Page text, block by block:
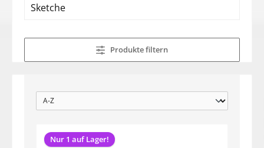
Sketche
Produkte filtern
Nur 1 auf Lager!